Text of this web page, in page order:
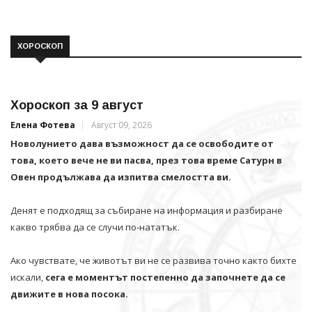
ХОРОСКОП
Хороскоп за 9 август
Елена Фотева Август 09, 2026
Новолунието дава възможност да се освободите от
това, което вече не ви пасва, през това време Сатурн в
Овен продължава да изпитва смелостта ви.
Денят е подходящ за събиране на информация и разбиране
какво трябва да се случи по-нататък.
Ако чувствате, че животът ви не се развива точно както бихте
искали, сега е моментът постепенно да започнете да се
движите в нова посока.